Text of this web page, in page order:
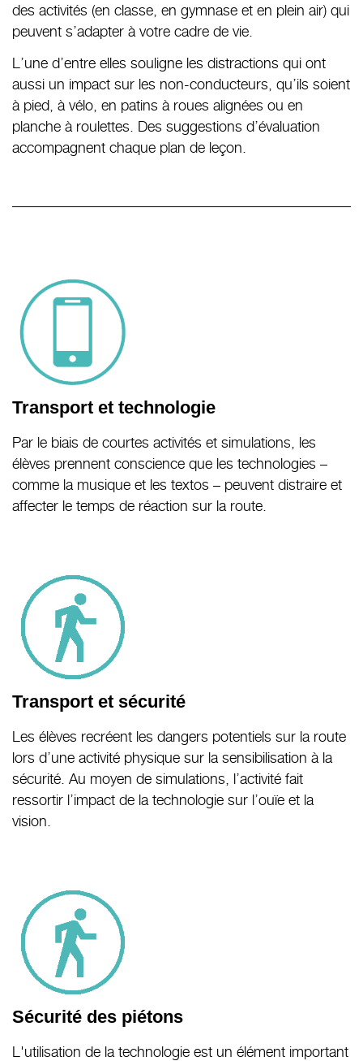
des activités (en classe, en gymnase et en plein air) qui
peuvent s’adapter à votre cadre de vie.
L’une d’entre elles souligne les distractions qui ont
aussi un impact sur les non-conducteurs, qu’ils soient
à pied, à vélo, en patins à roues alignées ou en
planche à roulettes. Des suggestions d’évaluation
accompagnent chaque plan de leçon.
Transport et technologie
Par le biais de courtes activités et simulations, les
élèves prennent conscience que les technologies –
comme la musique et les textos – peuvent distraire et
affecter le temps de réaction sur la route.
Transport et sécurité
Les élèves recréent les dangers potentiels sur la route
lors d’une activité physique sur la sensibilisation à la
sécurité. Au moyen de simulations, l’activité fait
ressortir l’impact de la technologie sur l’ouïe et la
vision.
Sécurité des piétons
L'utilisation de la technologie est un élément important